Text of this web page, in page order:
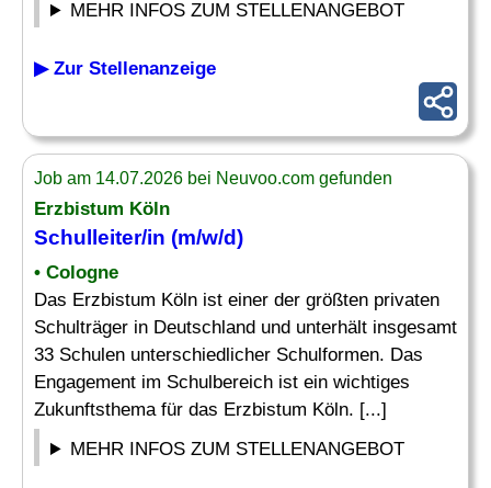
MEHR INFOS ZUM STELLENANGEBOT
▶ Zur Stellenanzeige
Job am 14.07.2026 bei Neuvoo.com gefunden
Erzbistum Köln
Schulleiter/in (m/w/d)
• Cologne
Das Erzbistum Köln ist einer der größten privaten
Schulträger in Deutschland und unterhält insgesamt
33 Schulen unterschiedlicher Schulformen. Das
Engagement im Schulbereich ist ein wichtiges
Zukunftsthema für das Erzbistum Köln. [...]
MEHR INFOS ZUM STELLENANGEBOT